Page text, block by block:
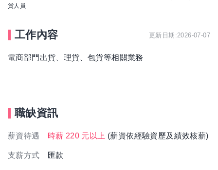
貨人員
工作內容 更新日期:2026-07-07
電商部門出貨、理貨、包貨等相關業務
職缺資訊
薪資待遇 時薪 220 元以上 (薪資依經驗資歷及績效核薪)
支薪方式 匯款